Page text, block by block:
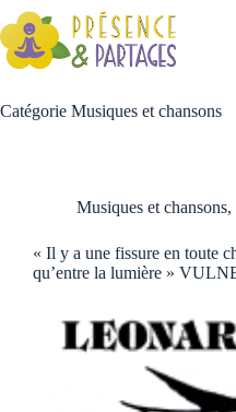
Catégorie Musiques et chansons
Musiques et chansons,
« Il y a une fissure en toute
qu’entre la lumière »